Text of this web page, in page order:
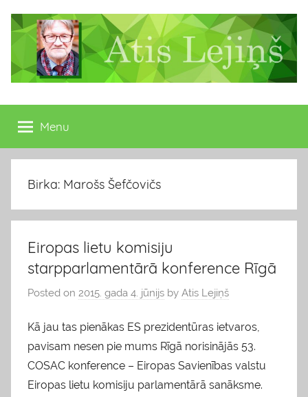
content
Atis
Lejiņš
13.
Saeimas
deputāts
Menu
Birka: Marošs Šefčovičs
Eiropas lietu komisiju
starpparlamentārā konference Rīgā
Posted on 2015. gada 4. jūnijs by Atis Lejiņš
Kā jau tas pienākas ES prezidentūras ietvaros,
pavisam nesen pie mums Rīgā norisinājās 53.
COSAC konference – Eiropas Savienības valstu
Eiropas lietu komisiju parlamentārā sanāksme.